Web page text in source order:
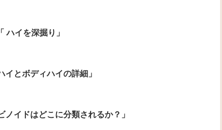
「 ハイを深掘り 」
イとボディハイの詳細」
ノイドはどこに分類されるか？」